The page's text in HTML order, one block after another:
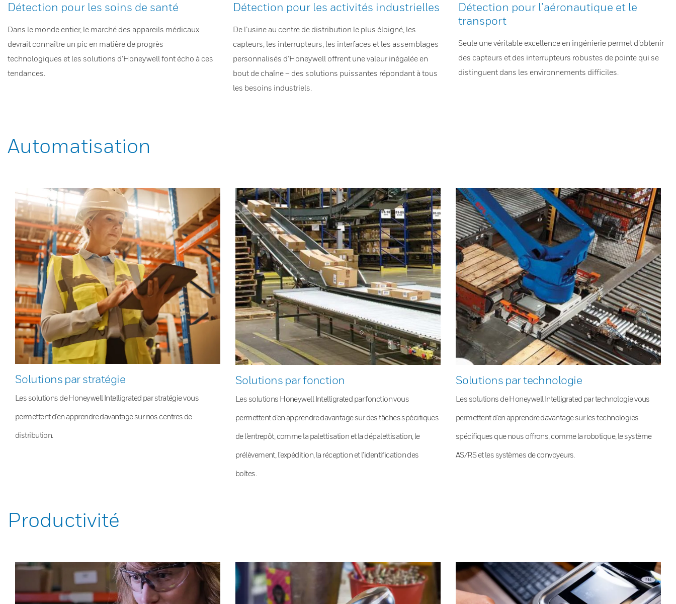
Détection pour les soins de santé
Dans le monde entier, le marché des appareils médicaux
devrait connaître un pic en matière de progrès
technologiques et les solutions d’Honeywell font écho à ces
tendances.
Détection pour les activités industrielles
De l’usine au centre de distribution le plus éloigné, les
capteurs, les interrupteurs, les interfaces et les assemblages
personnalisés d’Honeywell offrent une valeur inégalée en
bout de chaîne – des solutions puissantes répondant à tous
les besoins industriels.
Détection pour l’aéronautique et le
transport
Seule une véritable excellence en ingénierie permet d’obtenir
des capteurs et des interrupteurs robustes de pointe qui se
distinguent dans les environnements difficiles.
Automatisation
Solutions par stratégie
Les solutions de Honeywell Intelligrated par stratégie vous
permettent d’en apprendre davantage sur nos centres de
distribution.
Solutions par fonction
Les solutions Honeywell Intelligrated par fonction vous
permettent d’en apprendre davantage sur des tâches spécifiques
de l’entrepôt, comme la palettisation et la dépalettisation, le
prélèvement, l’expédition, la réception et l’identification des
boîtes.
Solutions par technologie
Les solutions de Honeywell Intelligrated par technologie vous
permettent d’en apprendre davantage sur les technologies
spécifiques que nous offrons, comme la robotique, le système
AS/RS et les systèmes de convoyeurs.
Productivité